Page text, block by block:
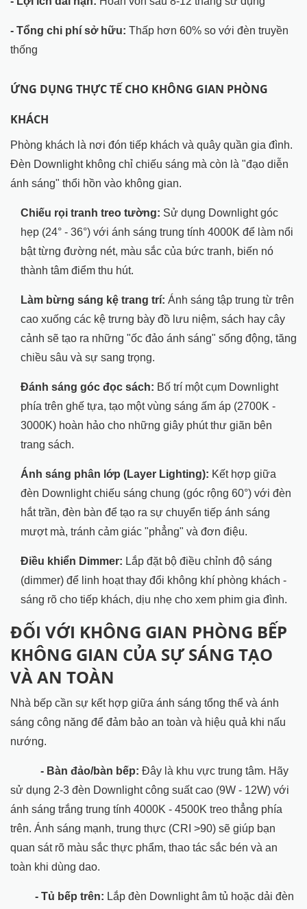
- Tổng chi phí sở hữu: Thấp hơn 60% so với đèn truyền
thống
ỨNG DỤNG THỰC TẾ CHO KHÔNG GIAN PHÒNG
KHÁCH
Phòng khách là nơi đón tiếp khách và quây quần gia đình.
Đèn Downlight không chỉ chiếu sáng mà còn là "đạo diễn
ánh sáng" thổi hồn vào không gian.
Chiếu rọi tranh treo tường: Sử dụng Downlight góc
hẹp (24° - 36°) với ánh sáng trung tính 4000K để làm nổi
bật từng đường nét, màu sắc của bức tranh, biến nó
thành tâm điểm thu hút.
Làm bừng sáng kệ trang trí: Ánh sáng tập trung từ trên
cao xuống các kệ trưng bày đồ lưu niệm, sách hay cây
cảnh sẽ tạo ra những "ốc đảo ánh sáng" sống động, tăng
chiều sâu và sự sang trọng.
Đánh sáng góc đọc sách: Bố trí một cụm Downlight
phía trên ghế tựa, tạo một vùng sáng ấm áp (2700K -
3000K) hoàn hảo cho những giây phút thư giãn bên
trang sách.
Ánh sáng phân lớp (Layer Lighting): Kết hợp giữa
đèn Downlight chiếu sáng chung (góc rộng 60°) với đèn
hắt trần, đèn bàn để tạo ra sự chuyển tiếp ánh sáng
mượt mà, tránh cảm giác "phẳng" và đơn điệu.
Điều khiển Dimmer: Lắp đặt bộ điều chỉnh độ sáng
(dimmer) để linh hoạt thay đổi không khí phòng khách -
sáng rõ cho tiếp khách, dịu nhẹ cho xem phim gia đình.
ĐỐI VỚI KHÔNG GIAN PHÒNG BẾP
KHÔNG GIAN CỦA SỰ SÁNG TẠO
VÀ AN TOÀN
Nhà bếp cần sự kết hợp giữa ánh sáng tổng thể và ánh
sáng công năng để đảm bảo an toàn và hiệu quả khi nấu
nướng.
- Bàn đảo/bàn bếp: Đây là khu vực trung tâm. Hãy
sử dụng 2-3 đèn Downlight công suất cao (9W - 12W) với
ánh sáng trắng trung tính 4000K - 4500K treo thẳng phía
trên. Ánh sáng mạnh, trung thực (CRI >90) sẽ giúp bạn
quan sát rõ màu sắc thực phẩm, thao tác sắc bén và an
toàn khi dùng dao.
- Tủ bếp trên: Lắp đèn Downlight âm tủ hoặc dải đèn